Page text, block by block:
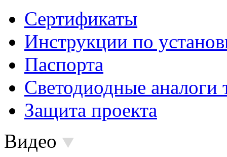
Сертификаты
Инструкции по
Паспорта
Светодиодные аналоги
Защита проекта
Видео